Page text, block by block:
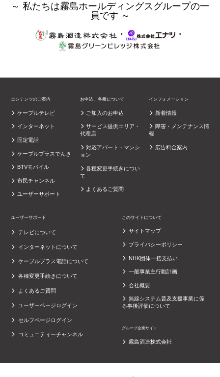
～ 私たちは霧島ホールディングスグループの一
員です ～
・
・
コンテンツのご案内
ケーブルテレビ
インターネット
固定電話
ケーブルプラスでんき
BTVモバイル
市民チャンネル
ユーザーサポート
お申込、各種について
ご加入のお申込
サービス提供エリア・
代理店
対応アパート・マンシ
ョン
各種変更手続きについ
て
よくあるご質問
インフォメーション
新着情報
障害・メンテナンス情
報
広告料金案内
ユーザーサポート
テレビについて
インターネットについて
ケーブルプラス電話について
各種変更手続きについて
よくあるご質問
ユーザーページログイン
セルフページログイン
コミュニティーチャンネル
このサイトについて
サイトマップ
プライバシーポリシー
NHK団体一括支払い
一般事業主行動計画
会社概要
無線システム普及支援事業に係
る事後評価について
グループ企業サイト
霧島酒造株式会社